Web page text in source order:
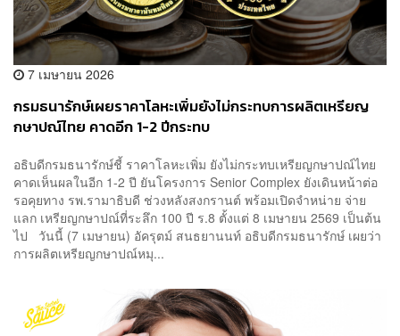
7 เมษายน 2026
กรมธนารักษ์เผยราคาโลหะเพิ่มยังไม่กระทบการผลิตเหรียญ
กษาปณ์ไทย คาดอีก 1-2 ปีกระทบ
อธิบดีกรมธนารักษ์ชี้ ราคาโลหะเพิ่ม ยังไม่กระทบเหรียญกษาปณ์ไทย
คาดเห็นผลในอีก 1-2 ปี ยันโครงการ Senior Complex ยังเดินหน้าต่อ
รอคุยทาง รพ.รามาธิบดี ช่วงหลังสงกรานต์ พร้อมเปิดจำหน่าย จ่าย
แลก เหรียญกษาปณ์ที่ระลึก 100 ปี ร.8 ตั้งแต่ 8 เมษายน 2569 เป็นต้น
ไป วันนี้ (7 เมษายน) อัครุตม์ สนธยานนท์ อธิบดีกรมธนารักษ์ เผยว่า
การผลิตเหรียญกษาปณ์หมุ...